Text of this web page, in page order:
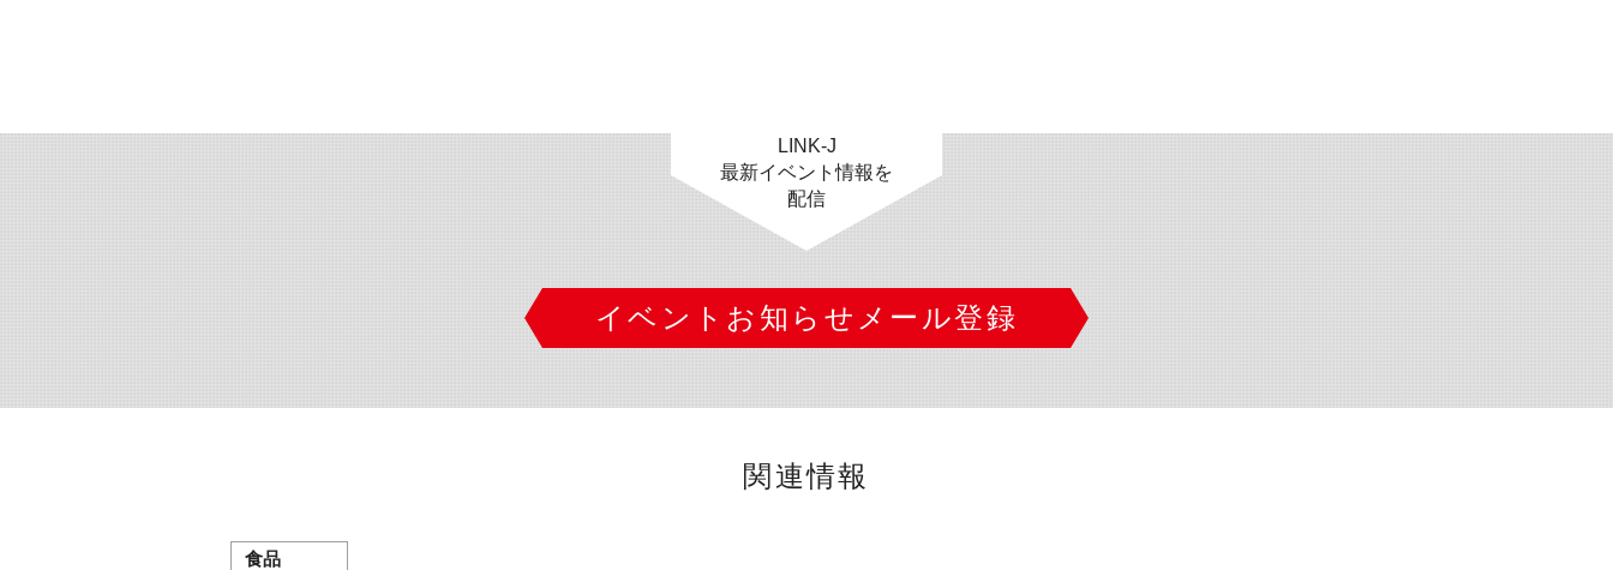
LINK-J
最新イベント情報を
配信
イベントお知らせメール登録
関連情報
食品